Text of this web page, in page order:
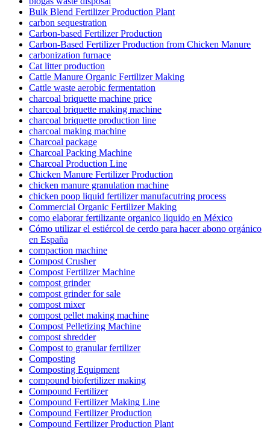
Bulk Blend Fertilizer Production Plant
carbon sequestration
Carbon-based Fertilizer Production
Carbon-Based Fertilizer Production from Chicken Manure
carbonization furnace
Cat litter production
Cattle Manure Organic Fertilizer Making
Cattle waste aerobic fermentation
charcoal briquette machine price
charcoal briquette making machine
charcoal briquette production line
charcoal making machine
Charcoal package
Charcoal Packing Machine
Charcoal Production Line
Chicken Manure Fertilizer Production
chicken manure granulation machine
chicken poop liquid fertilizer manufacutring process
Commercial Organic Fertilizer Making
como elaborar fertilizante organico liquido en México
Cómo utilizar el estiércol de cerdo para hacer abono orgánico
en España
compaction machine
Compost Crusher
Compost Fertilizer Machine
compost grinder
compost grinder for sale
compost mixer
compost pellet making machine
Compost Pelletizing Machine
compost shredder
Compost to granular fertilizer
Composting
Composting Equipment
compound biofertilizer making
Compound Fertilizer
Compound Fertilizer Making Line
Compound Fertilizer Production
Compound Fertilizer Production Plant